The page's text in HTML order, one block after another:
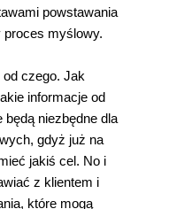
powstawania
proces myślowy.
czego. Jak
informacje od
będą niezbędne dla
gdyż już na
jakiś cel. No i
z klientem i
które mogą